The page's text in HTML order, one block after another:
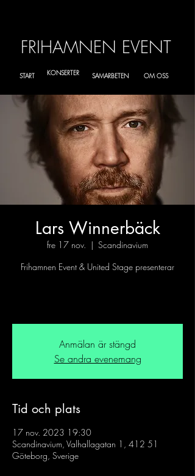
FRIHAMNEN EVENT
START OM OSS
SAMARBETEN
KONSERTER
Lars Winnerbäck
fre 17 nov.
  |
Scandinavium
Frihamnen Event & United Stage presenterar
Anmälan är stängd
Se andra evenemang
Tid och plats
17 nov. 2023 19:30
Scandinavium, Valhallagatan 1, 412 51
Göteborg, Sverige